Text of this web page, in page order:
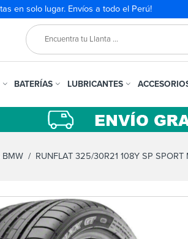
en solo lugar. Envíos a todo el Perú!
BATERÍAS LUBRICANTES
BMW / RUNFLAT 325/30R21 108Y SP SPORT